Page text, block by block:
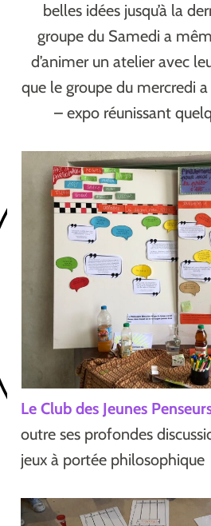
belles idées jusqu’à la
groupe du Samedi a
d’animer un atelier avec
que le groupe du mercredi
– expo réunissant
Le Club des Jeunes
outre ses profondes
jeux à portée philosophique